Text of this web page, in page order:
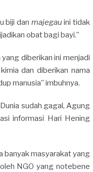
biji dan majegau ini tidak
obat bagi bayi.”
diberikan ini menjadi
dan diberikan nama
manusia” imbuhnya.
sudah gagal, Agung
informasi Hari Hening
banyak masyarakat yang
NGO yang notebene